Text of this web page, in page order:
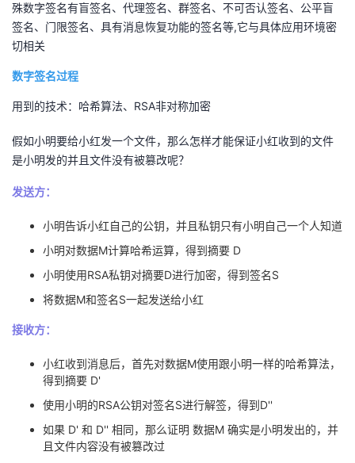
藏
殊数字签名有盲签名、代理签名、群签名、不可否认签名、公平盲
签名、门限签名、具有消息恢复功能的签名等,它与具体应用环境密
切相关
数字签名过程
用到的技术：哈希算法、RSA非对称加密
假如小明要给小红发一个文件，那么怎样才能保证小红收到的文件
是小明发的并且文件没有被篡改呢？
发送方：
小明告诉小红自己的公钥，并且私钥只有小明自己一个人知道
小明对数据M计算哈希运算，得到摘要 D
小明使用RSA私钥对摘要D进行加密，得到签名S
将数据M和签名S一起发送给小红
接收方：
小红收到消息后，首先对数据M使用跟小明一样的哈希算法，
得到摘要 D'
使用小明的RSA公钥对签名S进行解签，得到D''
如果 D' 和 D'' 相同，那么证明 数据M 确实是小明发出的，并
且文件内容没有被篡改过